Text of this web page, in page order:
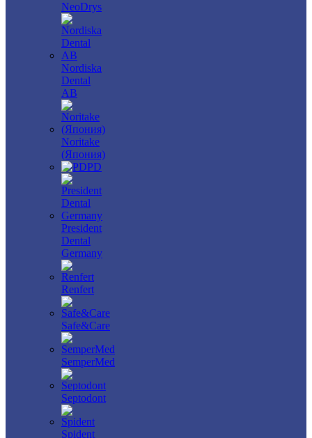
NeoDrys
Nordiska
Dental
AB
Noritake
(Япония)
PD
President
Dental
Germany
Renfert
Safe&Care
SemperMed
Septodont
Spident